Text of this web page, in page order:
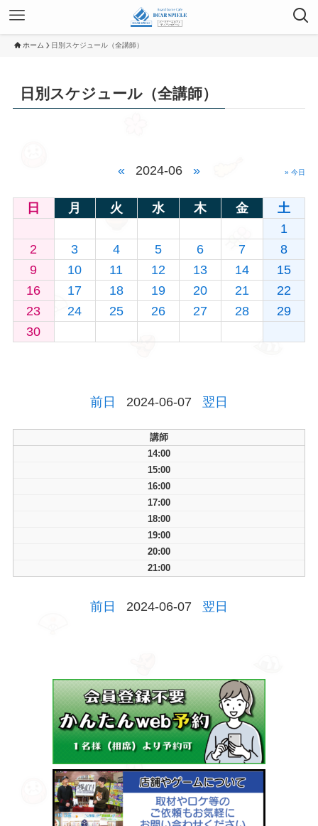
ホーム 日別スケジュール（全講師）
日別スケジュール（全講師）
« 2024-06 » » 今日
日 月 火 水 木 金
土
1
2
3 4 5 6 7
8
9
10 11 12 13 14
15
16
17 18 19 20 21
22
23
24 25 26 27 28
29
30
前日 2024-06-07 翌日
講師
14:00
15:00
16:00
17:00
18:00
19:00
20:00
21:00
前日 2024-06-07 翌日